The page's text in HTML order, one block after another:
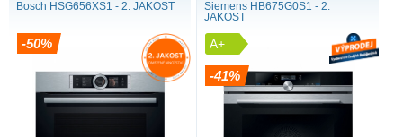
Bosch HSG656XS1 - 2. JAKOST
-50%
Siemens HB675G0S1 - 2.
JAKOST
A+
-41%